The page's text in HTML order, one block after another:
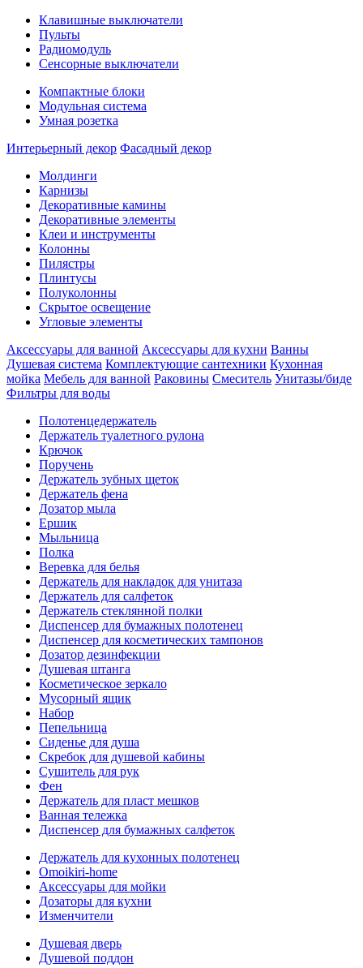
Клавишные выключатели
Пульты
Радиомодуль
Сенсорные выключатели
Компактные блоки
Модульная система
Умная розетка
Интерьерный декор Фасадный декор
Молдинги
Карнизы
Декоративные камины
Декоративные элементы
Клеи и инструменты
Колонны
Пилястры
Плинтусы
Полуколонны
Скрытое освещение
Угловые элементы
Аксессуары для ванной Аксессуары для кухни Ванны
Душевая система Комплектующие сантехники Кухонная
мойка Мебель для ванной Раковины Смеситель Унитазы/биде
Фильтры для воды
Полотенцедержатель
Держатель туалетного рулона
Крючок
Поручень
Держатель зубных щеток
Держатель фена
Дозатор мыла
Eршик
Мыльница
Полка
Веревка для белья
Держатель для накладок для унитаза
Держатель для салфеток
Держатель стеклянной полки
Диспенсер для бумажных полотенец
Диспенсер для косметических тампонов
Дозатор дезинфекции
Душевая штанга
Косметическое зеркало
Мусорный ящик
Набор
Пепельница
Сиденье для душа
Скребок для душевой кабины
Сушитель для рук
Фен
Держатель для пласт мешков
Ванная тележка
Диспенсер для бумажных салфеток
Держатель для кухонных полотенец
Omoikiri-home
Аксессуары для мойки
Дозаторы для кухни
Изменчители
Душевая дверь
Душевой поддон